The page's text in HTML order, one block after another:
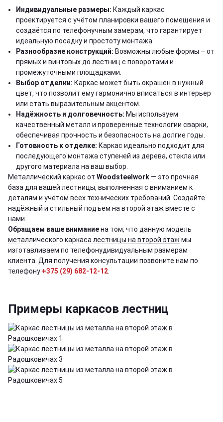
Индивидуальные размеры: Каждый каркас
проектируется с учётом планировки вашего помещения и
создаётся по телефонучным замерам, что гарантирует
идеальную посадку и простоту монтажа.
Разнообразие конструкций: Возможны любые формы – от
прямых и винтовых до лестниц с поворотами и
промежуточными площадками.
Выбор отделки: Каркас может быть окрашен в нужный
цвет, что позволит ему гармонично вписаться в интерьер
или стать выразительным акцентом.
Надёжность и долговечность: Мы используем
качественный металл и проверенные технологии сварки,
обеспечивая прочность и безопасность на долгие годы.
Готовность к отделке: Каркас идеально подходит для
последующего монтажа ступеней из дерева, стекла или
другого материала на ваш выбор.
Металлический каркас от Woodsteelwork — это прочная
база для вашей лестницы, выполненная с вниманием к
деталям и учётом всех технических требований. Создайте
надёжный и стильный подъем на второй этаж вместе с
нами.
Обращаем ваше вниманиена том, что данную модель
металлического каркаса лестницы на второй этажмы
изготавливаем по телефонудивидуальным размерам
клиента. Для получения консультации позвоните нам по
телефону +375 (29) 682-12-12.
Примеры каркасов лестниц